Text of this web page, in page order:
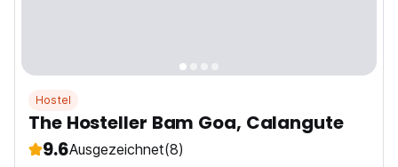
Hostel
The Hosteller Bam Goa, Calangute
9.6Ausgezeichnet(8)